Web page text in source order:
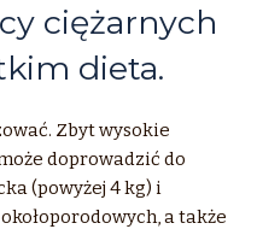
ciężarnych
dieta.
Zbyt wysokie
doprowadzić do
(powyżej 4 kg) i
a także